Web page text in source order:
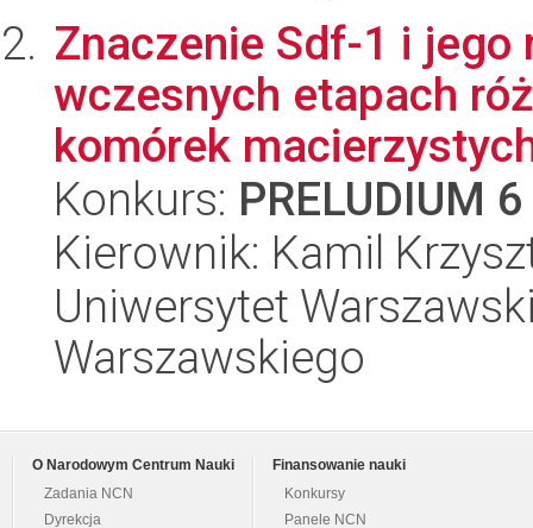
Znaczenie Sdf-1 i jego
wczesnych etapach
komórek
Konkurs: PRELUDIUM 6
Kierownik: Kamil
Uniwersytet
Warszawskiego
O Narodowym Centrum Nauki
Zadania NCN
Dyrekcja
Finansowanie nauki
Konkursy
Panele NCN